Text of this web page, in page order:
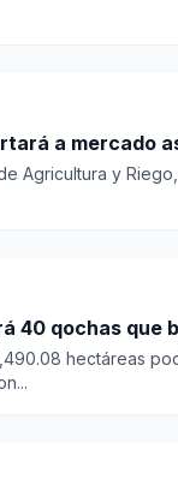
Mango de Casma se
Agricultura y
40 qochas que
hectáreas